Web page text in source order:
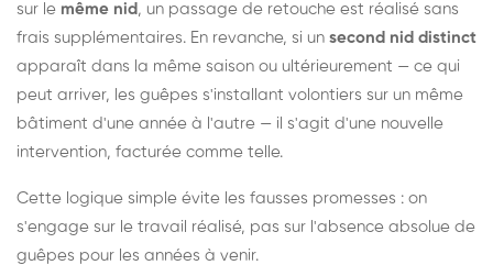
sur le même nid , un passage de retouche est réalisé sans
frais supplémentaires. En revanche, si un second nid distinct
apparaît dans la même saison ou ultérieurement — ce qui
peut arriver, les guêpes s'installant volontiers sur un même
bâtiment d'une année à l'autre — il s'agit d'une nouvelle
intervention, facturée comme telle.
Cette logique simple évite les fausses promesses : on
s'engage sur le travail réalisé, pas sur l'absence absolue de
guêpes pour les années à venir.